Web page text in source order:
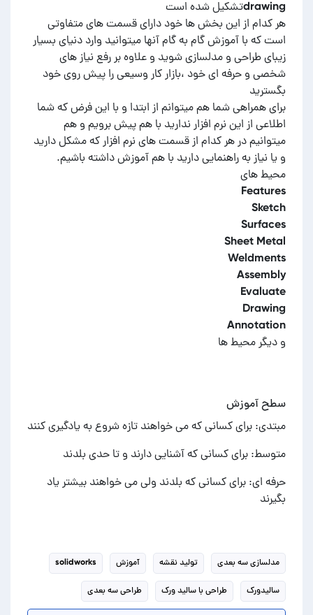
هر کدام از این بخش ها خود دارای قسمت های متفاوتی
است که با آموزش گام به گام آنها میتوانید وارد دنیای بسیار
زیبای طراحی و مدلسازی شوید و علاوه بر رفع نیاز های
شخصی و حرفه ای خود ،بازار کار وسیعی را پیش روی خود
برای همراهی شما هم میتوانم از ابتدا و با این فرض که شما
اطلاعی از این نرم افزار ندارید با هم پیش برویم و هم
میتوانیم در هر کدام از قسمت های نرم افزار که مشکل دارید
و دیگر محیط ها
سطح آموزش
مبتدی: برای کسانی که می خواهند تازه شروع به یادگیری کنند
متوسط: برای کسانی که آشنایی دارند و تا حدی بلدند
حرفه ای: برای کسانی که بلدند ولی می خواهند بیشتر یاد
بگیرند
مدلسازی سه بعدی تولید نقشه آموزش solidworks
سالیدورک طراحی با سالید ورک طراحی سه بعدی